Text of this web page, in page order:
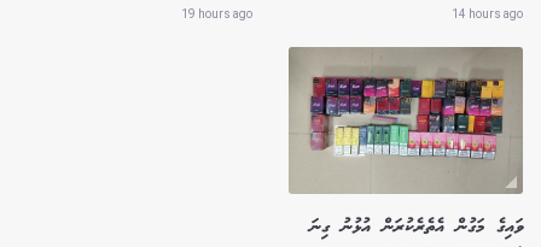
14 hours ago
19 hours ago
ވައިގެ މަގުން އެތެރެކުރަން އުޅުނު ގިނަ